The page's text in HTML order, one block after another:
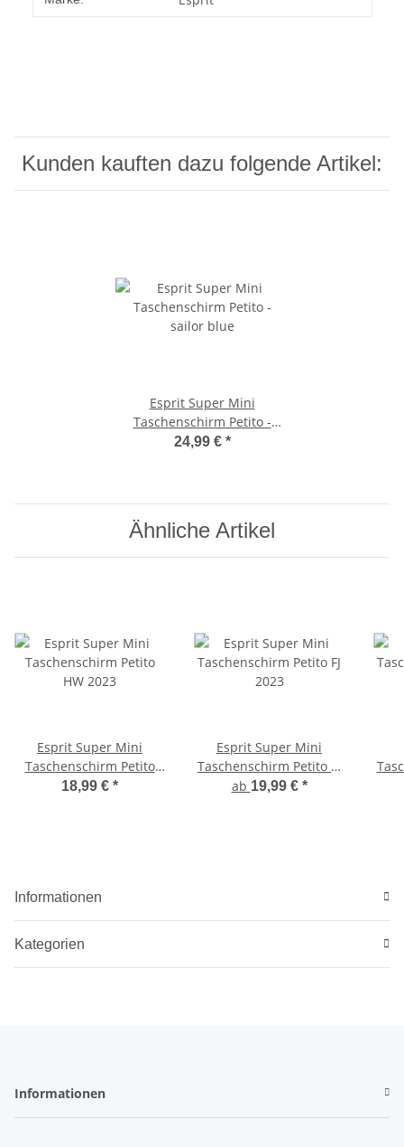
Kunden kauften dazu folgende Artikel:
Esprit Super Mini
Taschenschirm Petito -
sailor blue
24,99 € *
Ähnliche Artikel
Esprit Super Mini
Taschenschirm Petito
HW 2023
18,99 € *
Esprit Super Mini
Taschenschirm Petito FJ
2023
ab 19,99 € *
Informationen
Kategorien
Informationen